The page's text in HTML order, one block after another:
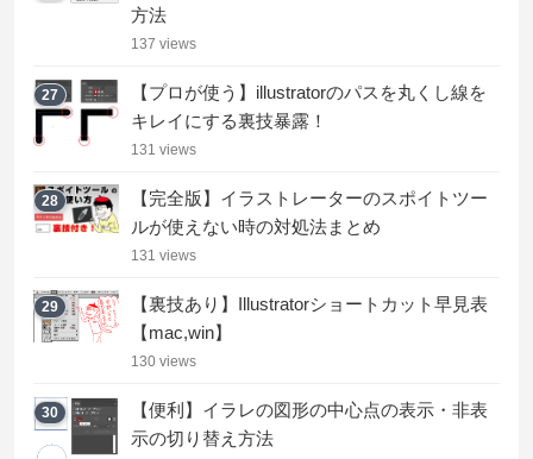
方法
137 views
27
【プロが使う】illustratorのパスを丸くし線を
キレイにする裏技暴露！
131 views
28
【完全版】イラストレーターのスポイトツー
ルが使えない時の対処法まとめ
131 views
29
【裏技あり】Illustratorショートカット早見表
【mac,win】
130 views
30
【便利】イラレの図形の中心点の表示・非表
示の切り替え方法